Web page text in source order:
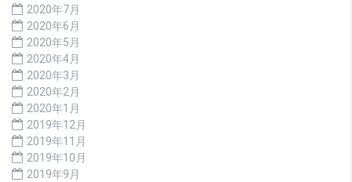
2020年7月
2020年6月
2020年5月
2020年4月
2020年3月
2020年2月
2020年1月
2019年12月
2019年11月
2019年10月
2019年9月